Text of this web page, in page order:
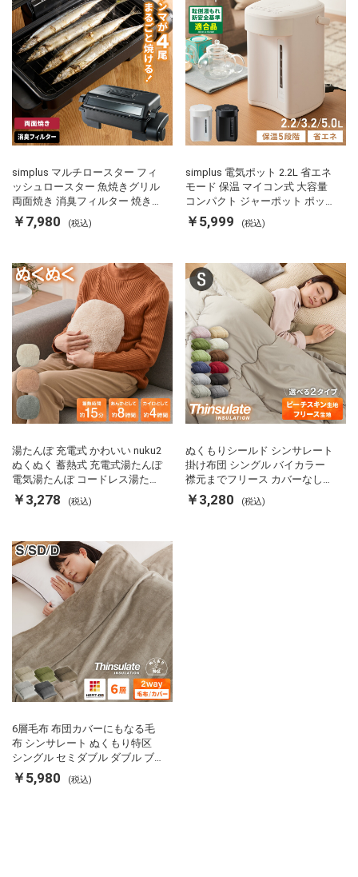
simplus マルチロースター フィ
ッシュロースター 魚焼きグリル
両面焼き 消臭フィルター 焼き魚
両面ヒーター タイマー付き SP-
FRS01 マットブラック シンプラ
￥7,980 (税込)
simplus 電気ポット 2.2L 省エネ
モード 保温 マイコン式 大容量
コンパクト ジャーポット ポット
カルキ抜き 空焚き防止 温度調節
軽量 SP-PD22 シンプラス
￥5,999 (税込)
湯たんぽ 充電式 かわいい nuku2
ぬくぬく 蓄熱式 充電式湯たんぽ
電気湯たんぽ コードレス湯たん
ぽ エコ 節電 節約 省エネ 充電式
エコ電気あんか EWT-2143 スリ
￥3,278 (税込)
ぬくもりシールド シンサレート
掛け布団 シングル バイカラー
襟元までフリース カバーなしで
使える 軽い 丸洗い 断熱 保温 抗
菌防臭 洗える 防ダニ 軽量 ホコ
￥3,280 (税込)
6層毛布 布団カバーにもなる毛
布 シンサレート ぬくもり特区
シングル セミダブル ダブル ブ
ランケット 掛け布団カバー フラ
ンネル 保温 蓄熱 吸湿 発熱 断熱
￥5,980 (税込)